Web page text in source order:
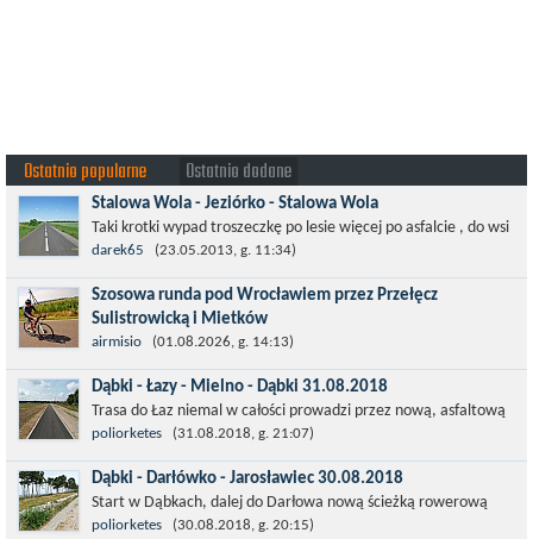
Ostatnio popularne Ostatnio dodane
Stalowa Wola - Jeziórko - Stalowa Wola
Taki krotki wypad troszeczkę po lesie więcej po asfalcie , do wsi
której już nie ma , kopalni siarki również nie ma , a ci co
pamiętają okres...
darek65 (23.05.2013, g. 11:34)
Szosowa runda pod Wrocławiem przez Przełęcz
Sulistrowicką i Mietków
Łatwa, szosowa runda pod Wrocławiem, raczej płaska z jednym
małym podjazdem na Przełęcz Sulistrowicką od strony Olesznej.
To trasa idealna na...
airmisio (01.08.2026, g. 14:13)
Dąbki - Łazy - Mielno - Dąbki 31.08.2018
Trasa do Łaz niemal w całości prowadzi przez nową, asfaltową
ścieżkę rowerową (od Dąbek do Iwięcina wzdłuż drogi 203).
Niestety jest to trasa nie...
poliorketes (31.08.2018, g. 21:07)
Dąbki - Darłówko - Jarosławiec 30.08.2018
Start w Dąbkach, dalej do Darłowa nową ścieżką rowerową
(niekiedy pieszo-rowerową), gdzie na pierwszym rondzie zjazd
poliorketes (30.08.2018, g. 20:15)